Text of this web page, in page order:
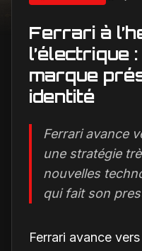
Ferrari à
l’électrique
marque
identité
Ferrari avance
une stratégie
nouvelles
qui fait son
Ferrari avance